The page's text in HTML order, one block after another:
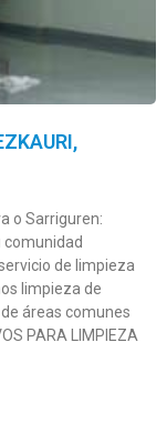
o Sarriguren:
comunidad
de limpieza
limpieza de
áreas comunes
PARA LIMPIEZA